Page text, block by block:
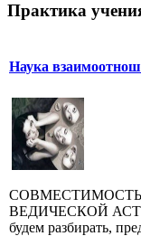
Практика
Наука
ВЕДИЧЕСКОЙ
будем разбирать,